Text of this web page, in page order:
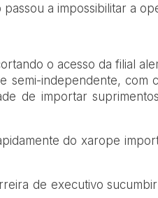
a impossibilitar a
o acesso da filial
semi-independente, com
de importar
do xarope
de executivo